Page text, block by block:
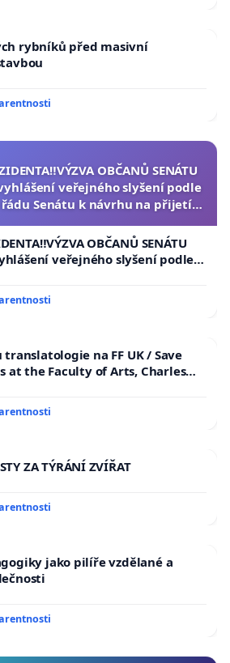
rybníků před masivní
OBČANŮ SENÁTU
vyhlášení veřejného slyšení podle
řádu Senátu k návrhu na přijetí
republiky
OBČANŮ SENÁTU
veřejného slyšení podle §
Senátu k návrhu na přijetí
ústavní žaloby na prezidenta
na FF UK / Save
at the Faculty of Arts, Charles
ZA TÝRÁNÍ ZVÍŘAT
jako pilíře vzdělané a